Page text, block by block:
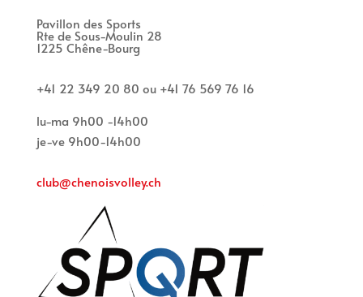
Pavillon des Sports
Rte de Sous-Moulin 28
1225 Chêne-Bourg
+41 22 349 20 80 ou +41 76 569 76 16
lu-ma 9h00 -14h00
je-ve 9h00-14h00
club@chenoisvolley.ch